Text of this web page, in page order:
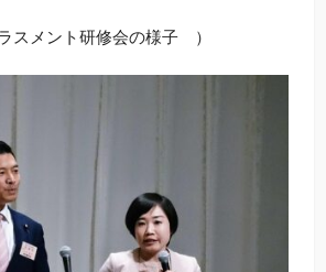
スメント研修会の様子 ）